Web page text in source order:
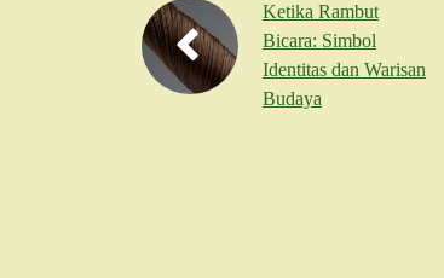
Ketika Rambut
Bicara: Simbol
Identitas dan Warisan
Budaya